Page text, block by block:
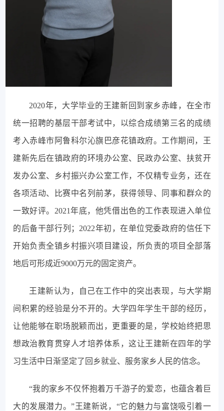
2020年，大学毕业的王建新回到家乡赤峰，在全市
统一招聘的基层干部考试中，以综合成绩第三名的成绩
考入赤峰市阿鲁科尔沁旗巴彦花镇政府。工作期间，王
建新先后在镇政府的环境办公室、民政办公室、扶贫开
发办公室、乡村振兴办公室工作，不仅精专业务，还在
各项活动、比赛中名列前茅，获得领导、同事和群众的
一致好评。2021年底，他凭借出色的工作表现进入单位
的后备干部行列；2022年初，在单位党委政府的信任下
开始负责全镇乡村振兴项目建设，所负责的项目全部落
地后可形成近9000万元的固定资产。
王建新认为，自己在工作中的突出表现，与大学期
间积累的经验是分不开的。大学四年学生干部的经历，
让他能够在职场脱颖而出，更重要的是，学校始终把思
想政治教育贯穿人才培养体系，这让王建新在四年的学
习生活中日渐坚定了回乡就业、服务家乡人民的信念。
“我的家乡不仅怀抱着万千游子的爱恋，也蕴含着巨
大的发展潜力。”王建新说，“它的魅力与富饶吸引着一